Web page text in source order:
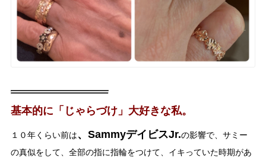
基本的に「じゃらづけ」大好きな私。
１０年くらい前は、SammyデイビスJr.の影響で、サミー
の真似をして、全部の指に指輪をつけて、イキっていた時期があ